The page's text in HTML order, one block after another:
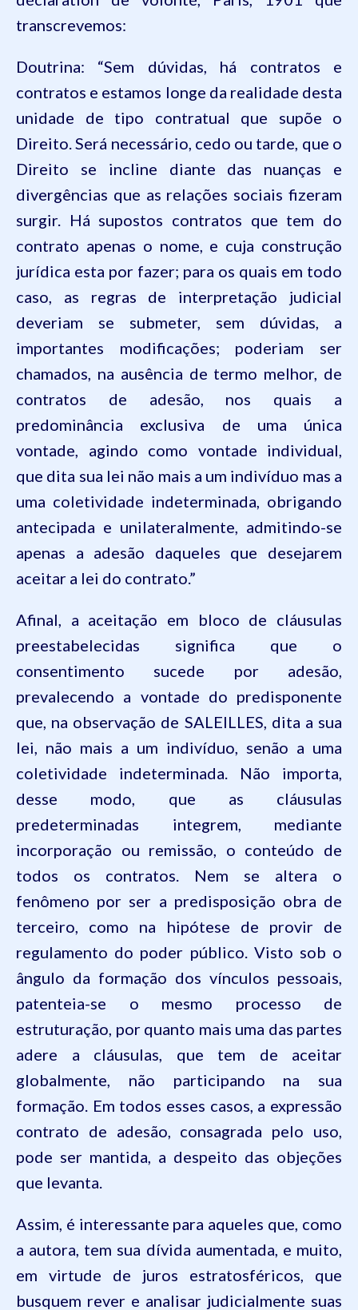
transcrevemos:
Doutrina: “Sem dúvidas, há contratos e
contratos e estamos longe da realidade desta
unidade de tipo contratual que supõe o
Direito. Será necessário, cedo ou tarde, que o
Direito se incline diante das nuanças e
divergências que as relações sociais fizeram
surgir. Há supostos contratos que tem do
contrato apenas o nome, e cuja construção
jurídica esta por fazer; para os quais em todo
caso, as regras de interpretação judicial
deveriam se submeter, sem dúvidas, a
importantes modificações; poderiam ser
chamados, na ausência de termo melhor, de
contratos de adesão, nos quais a
predominância exclusiva de uma única
vontade, agindo como vontade individual,
que dita sua lei não mais a um indivíduo mas a
uma coletividade indeterminada, obrigando
antecipada e unilateralmente, admitindo-se
apenas a adesão daqueles que desejarem
aceitar a lei do contrato.”
Afinal, a aceitação em bloco de cláusulas
preestabelecidas significa que o
consentimento sucede por adesão,
prevalecendo a vontade do predisponente
que, na observação de SALEILLES, dita a sua
lei, não mais a um indivíduo, senão a uma
coletividade indeterminada. Não importa,
desse modo, que as cláusulas
predeterminadas integrem, mediante
incorporação ou remissão, o conteúdo de
todos os contratos. Nem se altera o
fenômeno por ser a predisposição obra de
terceiro, como na hipótese de provir de
regulamento do poder público. Visto sob o
ângulo da formação dos vínculos pessoais,
patenteia-se o mesmo processo de
estruturação, por quanto mais uma das partes
adere a cláusulas, que tem de aceitar
globalmente, não participando na sua
formação. Em todos esses casos, a expressão
contrato de adesão, consagrada pelo uso,
pode ser mantida, a despeito das objeções
que levanta.
Assim, é interessante para aqueles que, como
a autora, tem sua dívida aumentada, e muito,
em virtude de juros estratosféricos, que
busquem rever e analisar judicialmente suas